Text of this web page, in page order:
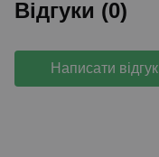
Відгуки (0)
Написати відгук